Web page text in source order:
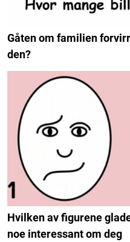
Gåten om familien
den?
Hvilken av figurene
noe interessant om deg